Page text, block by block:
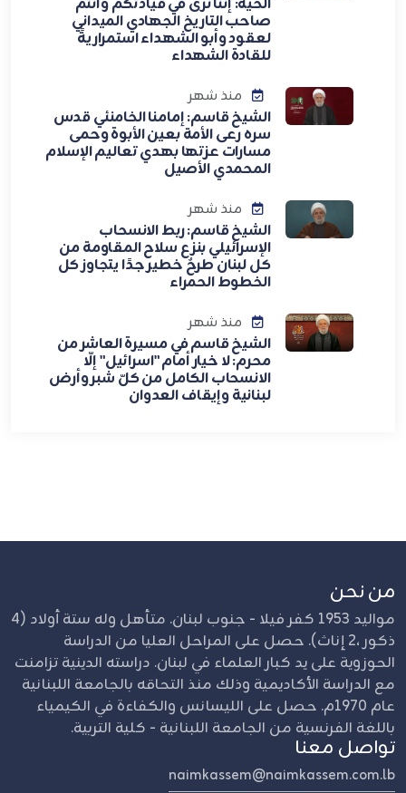
صاحب التاريخ الجهادي الميداني
لعقود وأبو الشهداء استمراريةً
للقادة الشهداء
منذ شهر
الشيخ قاسم: إمامنا الخامنئي قدس
سره رعى الأمة بعين الأبوة وحمى
مسارات عزتها بهدي تعاليم الإسلام
المحمدي الأصيل
منذ شهر
الشيخ قاسم: ربط الانسحاب
الإسرائيلي بنزع سلاح المقاومة من
كل لبنان طرحٌ خطير جدًا يتجاوز كل
الخطوط الحمراء
منذ شهر
الشيخ قاسم في مسيرة العاشر من
محرم: لا خيار أمام "اسرائيل" إلّا
الانسحاب الكامل من كلّ شبر وأرض
لبنانية وإيقاف العدوان
من نحن
مواليد 1953 كفر فيلا - جنوب لبنان. متأهل وله ستة أولاد (4
ذكور ،2 إناث). حصل على المراحل العليا من الدراسة
الحوزوية على يد كبار العلماء في لبنان. دراسته الدينية تزامنت
مع الدراسة الأكاديمية وذلك منذ التحاقه بالجامعة اللبنانية
عام 1970م. حصل على الليسانس والكفاءة في الكيمياء
باللغة الفرنسية من الجامعة اللبنانية - كلية التربية.
تواصل معنا
naimkassem@naimkassem.com.lb